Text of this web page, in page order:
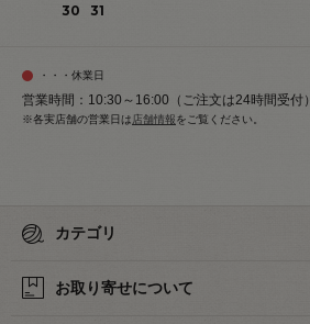
30
31
・・・休業日
営業時間：10:30～16:00（ご注文は24時間受付）
※各実店舗の営業日は 店舗情報をご覧ください。
カテゴリ
お取り寄せについて